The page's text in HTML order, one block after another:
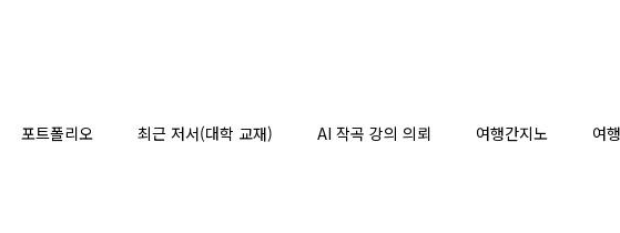
포트폴리오 최근 저서(대학 교재) AI 작곡 강의 의뢰 여행간지노 여